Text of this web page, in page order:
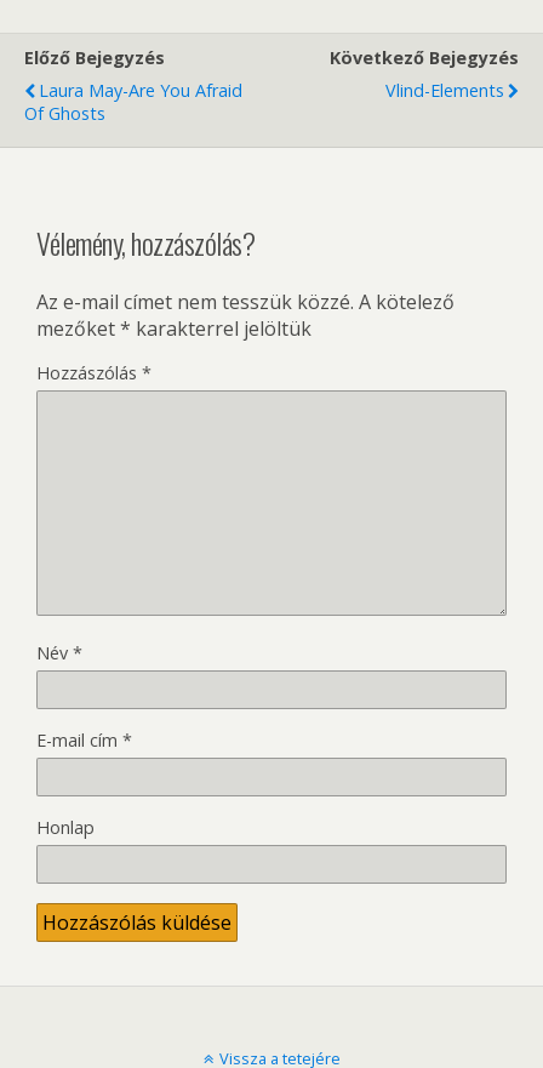
Előző Bejegyzés
Laura May-Are You Afraid
Of Ghosts
Következő Bejegyzés
Vlind-Elements
Vélemény, hozzászólás?
Az e-mail címet nem tesszük közzé. A kötelező
mezőket* karakterrel jelöltük
Hozzászólás *
Név *
E-mail cím *
Honlap
Vissza a tetejére